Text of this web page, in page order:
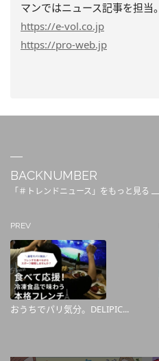
マンではニュース記事を担当。
https://e-vol.co.jp
https://pro-web.jp
BACKNUMBER
「＃トレンドニュース」をもっと見る
PREV
おうちでパリ気分。DELIPIC...